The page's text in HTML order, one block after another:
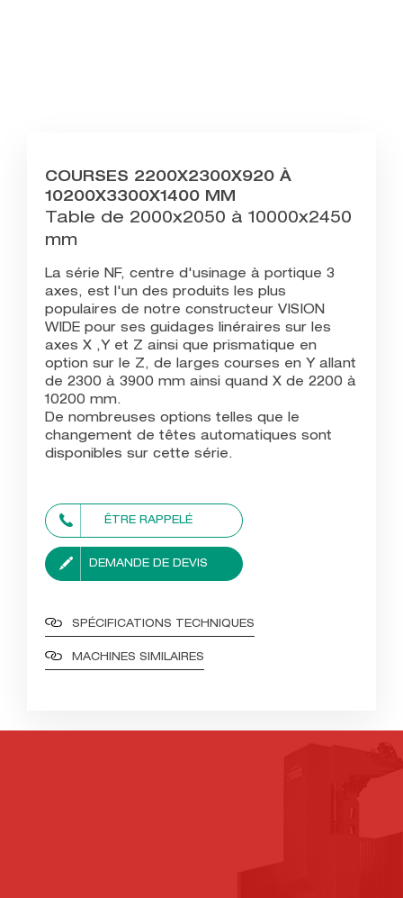
COURSES 2200X2300X920 À
10200X3300X1400 MM
Table de 2000x2050 à 10000x2450
mm
La série NF, centre d'usinage à portique 3
axes, est l'un des produits les plus
populaires de notre constructeur VISION
WIDE pour ses guidages linéraires sur les
axes X ,Y et Z ainsi que prismatique en
option sur le Z, de larges courses en Y allant
de 2300 à 3900 mm ainsi quand X de 2200 à
10200 mm.
De nombreuses options telles que le
changement de têtes automatiques sont
disponibles sur cette série.
ÊTRE RAPPELÉ
DEMANDE DE DEVIS
SPÉCIFICATIONS TECHNIQUES
MACHINES SIMILAIRES